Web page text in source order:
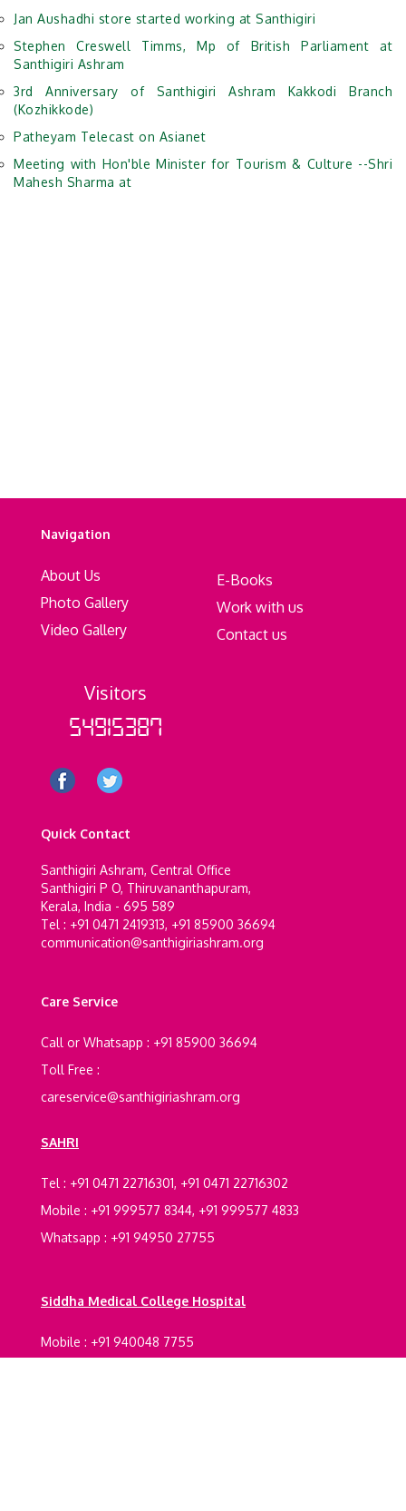
Jan Aushadhi store started working at Santhigiri
Stephen Creswell Timms, Mp of British Parliament at
Santhigiri Ashram
3rd Anniversary of Santhigiri Ashram Kakkodi Branch
(Kozhikkode)
Patheyam Telecast on Asianet
Meeting with Hon'ble Minister for Tourism & Culture --Shri
Mahesh Sharma at
Navigation
About Us
Photo Gallery
Video Gallery
E-Books
Work with us
Contact us
Visitors
54915387
Quick Contact
Santhigiri Ashram, Central Office
Santhigiri P O, Thiruvananthapuram,
Kerala, India - 695 589
Tel : +91 0471 2419313, +91 85900 36694
communication@santhigiriashram.org
Care Service
Call or Whatsapp : +91 85900 36694
Toll Free :
careservice@santhigiriashram.org
SAHRI
Tel : +91 0471 22716301, +91 0471 22716302
Mobile : +91 999577 8344, +91 999577 4833
Whatsapp : +91 94950 27755
Siddha Medical College Hospital
Mobile : +91 940048 7755